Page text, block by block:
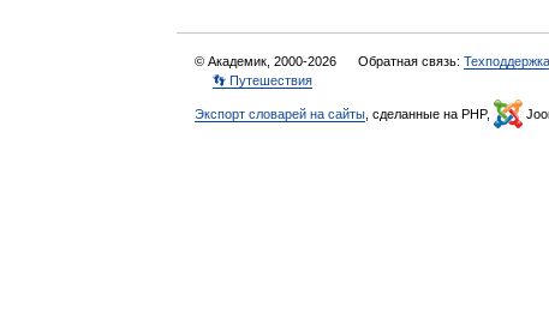
© Академик, 2000-2026 Обратная связь: Техподдержка
👣 Путешествия
Экспорт словарей на сайты , сделанные на PHP,